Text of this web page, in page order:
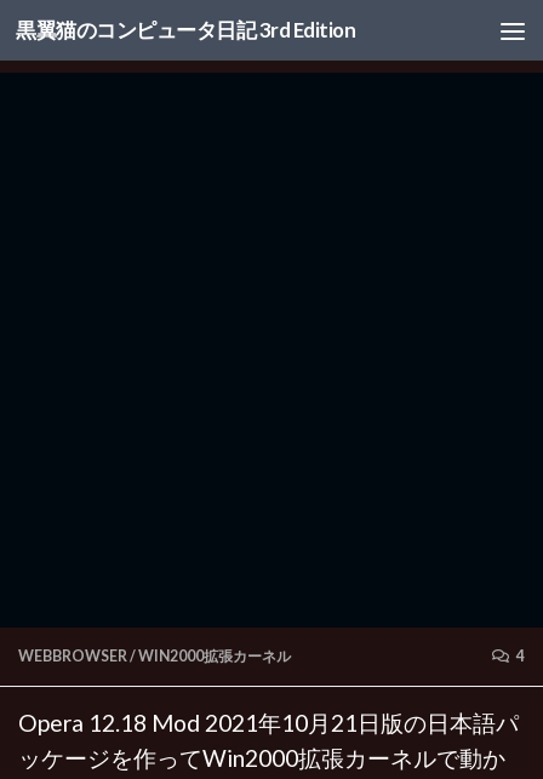
コンテンツへスキップ
黒翼猫のコンピュータ日記 3rd Edition
WEBBROWSER/WIN2000拡張カーネル 4
Opera 12.18 Mod 2021年10月21日版の日本語パ
ッケージを作ってWin2000拡張カーネルで動か